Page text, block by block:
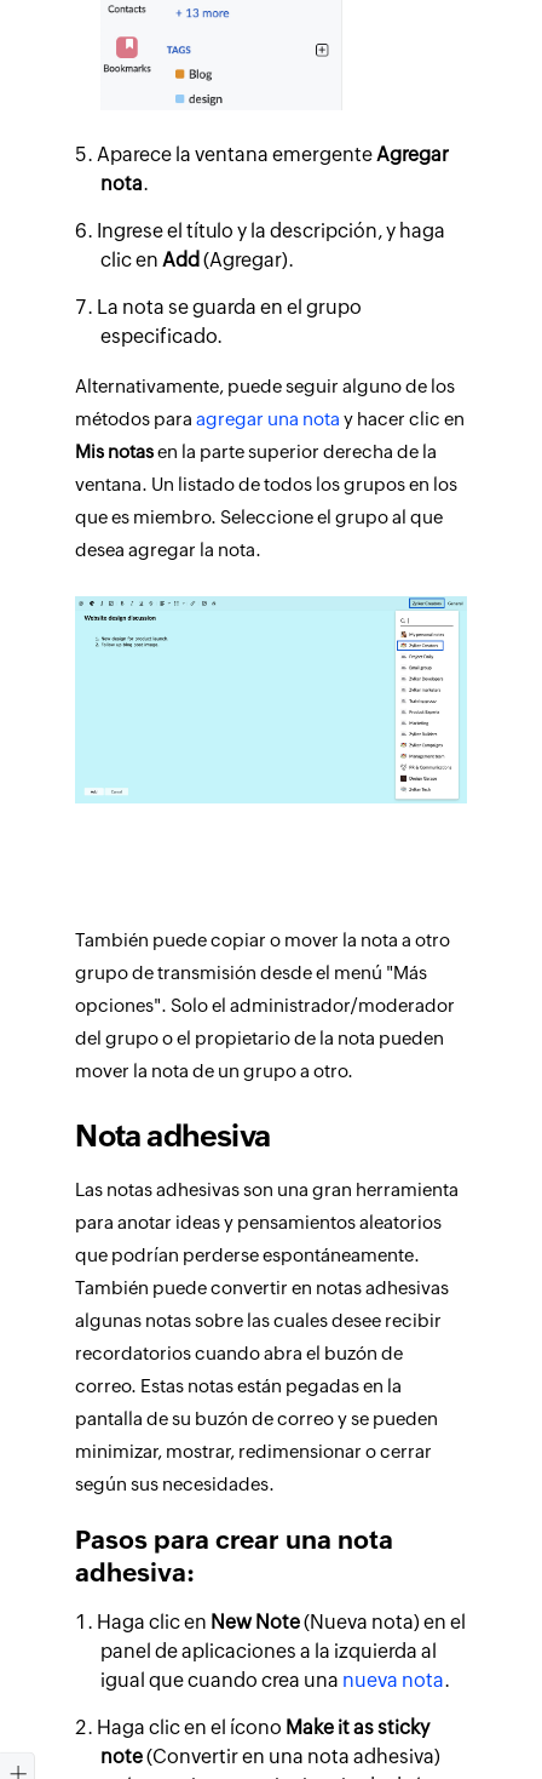
Aparece la ventana emergenteAgregar
nota.
Ingrese el título y la descripción, y haga
clic enAdd (Agregar).
La nota se guarda en el grupo
especificado.
Alternativamente, puede seguir alguno de los
métodos paraagregar una nota y hacer clic en
Mis notasen la parte superior derecha de la
ventana. Un listado de todos los grupos en los
que es miembro. Seleccione el grupo al que
desea agregar la nota.
También puede copiar o mover la nota a otro
grupo de transmisión desde el menú "Más
opciones". Solo el administrador/moderador
del grupo o el propietario de la nota pueden
mover la nota de un grupo a otro.
Nota adhesiva
Las notas adhesivas son una gran herramienta
para anotar ideas y pensamientos aleatorios
que podrían perderse espontáneamente.
También puede convertir en notas adhesivas
algunas notas sobre las cuales desee recibir
recordatorios cuando abra el buzón de
correo. Estas notas están pegadas en la
pantalla de su buzón de correo y se pueden
minimizar, mostrar, redimensionar o cerrar
según sus necesidades.
Pasos para crear una nota
adhesiva:
Haga clic en New Note(Nueva nota) en el
panel de aplicaciones a la izquierda al
igual que cuando crea una nueva nota.
Haga clic en el ícono Make it as sticky
note(Convertir en una nota adhesiva)